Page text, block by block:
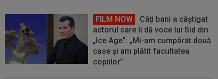
FILM NOW
Câți bani a câștigat
actorul care îi dă voce lui Sid din
„Ice Age”: „Mi-am cumpărat două
case și am plătit facultatea
copiilor”